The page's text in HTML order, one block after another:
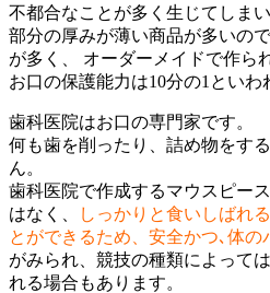
不都合なことが多く生じてしま
部分の厚みが薄い商品が多いの
が多く、 オーダーメイドで作ら
お口の保護能力は10分の1 といわ
歯科医院はお口の専門家です。
何も歯を削ったり、詰め物をす
ん。
歯科医院で作成するマウスピー
はなく、
しっかりと食いしばれ
とができるため、安全かつ､体
がみられ、競技の種類によって
れる場合もあります。